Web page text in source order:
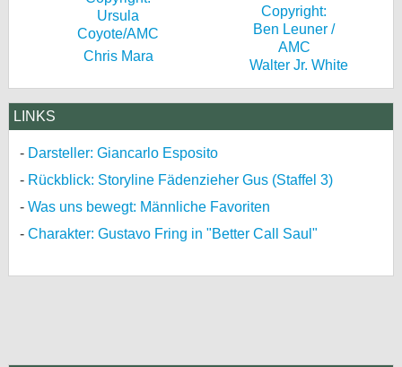
Chris Mara
Walter Jr. White
LINKS
Darsteller: Giancarlo Esposito
Rückblick: Storyline Fädenzieher Gus (Staffel 3)
Was uns bewegt: Männliche Favoriten
Charakter: Gustavo Fring in "Better Call Saul"